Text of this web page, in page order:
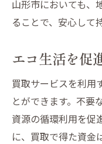
山形市においても、
ることで、安心して
エコ生活を促
買取サービスを利用
とができます。不要
資源の循環利用を促
に、買取で得た資金